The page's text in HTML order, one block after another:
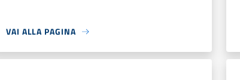
VAI ALLA PAGINA